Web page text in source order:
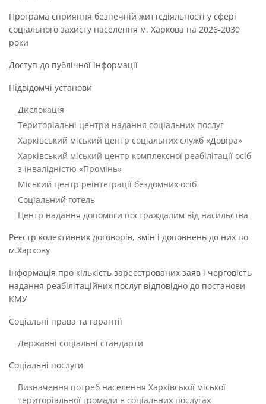
Програма сприяння безпечній життєдіяльності у сфері
соціального захисту населення м. Харкова на 2026-2030
роки
Доступ до публічної інформації
Підвідомчі установи
Дислокація
Територіальні центри надання соціальних послуг
Харківський міський центр соціальних служб «Довіра»
Харківський міський центр комплексної реабілітації осіб
з інвалідністю «Промінь»
Міський центр реінтеграції бездомних осіб
Соціальний готель
Центр надання допомоги постраждалим від насильства
Реєстр колективних договорів, змін і доповнень до них по
м.Харкову
Інформація про кількість зареєстрованих заяв і черговість
надання реабілітаційних послуг відповідно до постанови
КМУ
Соціальні права та гарантії
Державні соціальні стандарти
Соціальні послуги
Визначення потреб населення Харківської міської
територіальної громади в соціальних послугах